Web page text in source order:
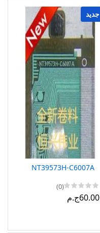
جديد
NT39573H-C6007A
(0)
60.00ج.م